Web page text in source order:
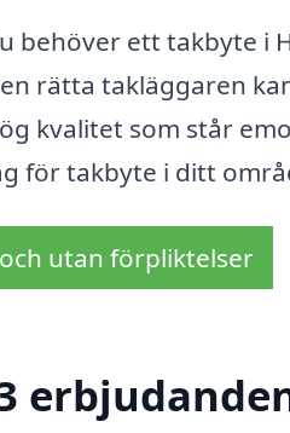
behöver ett takbyte i
rätta takläggaren
kvalitet som står
för takbyte i ditt
utan förpliktelser